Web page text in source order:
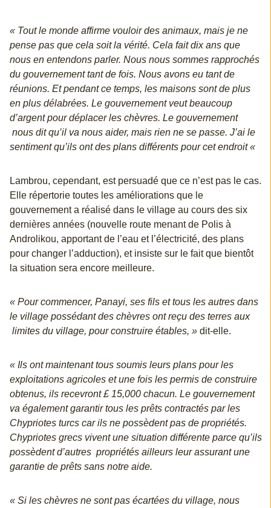
« Tout le monde affirme vouloir des animaux, mais je ne
pense pas que cela soit la vérité. Cela fait dix ans que
nous en entendons parler. Nous nous sommes rapprochés
du gouvernement tant de fois. Nous avons eu tant de
réunions. Et pendant ce temps, les maisons sont de plus
en plus délabrées. Le gouvernement veut beaucoup
d’argent pour déplacer les chèvres. Le gouvernement
nous dit qu’il va nous aider, mais rien ne se passe. J’ai le
sentiment qu’ils ont des plans différents pour cet endroit «
Lambrou, cependant, est persuadé que ce n’est pas le cas.
Elle répertorie toutes les améliorations que le
gouvernement a réalisé dans le village au cours des six
dernières années (nouvelle route menant de Polis à
Androlikou, apportant de l’eau et l’électricité, des plans
pour changer l’adduction), et insiste sur le fait que bientôt
la situation sera encore meilleure.
« Pour commencer, Panayi, ses fils et tous les autres dans
le village possédant des chèvres ont reçu des terres aux
limites du village, pour construire étables, » dit-elle.
« Ils ont maintenant tous soumis leurs plans pour les
exploitations agricoles et une fois les permis de construire
obtenus, ils recevront £ 15,000 chacun. Le gouvernement
va également garantir tous les prêts contractés par les
Chypriotes turcs car ils ne possèdent pas de propriétés.
Chypriotes grecs vivent une situation différente parce qu’ils
possèdent d’autres propriétés ailleurs leur assurant une
garantie de prêts sans notre aide.
« Si les chèvres ne sont pas écartées du village, nous